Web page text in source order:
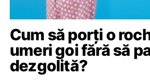
Cum să porți o
umeri goi fără să
dezgolită?